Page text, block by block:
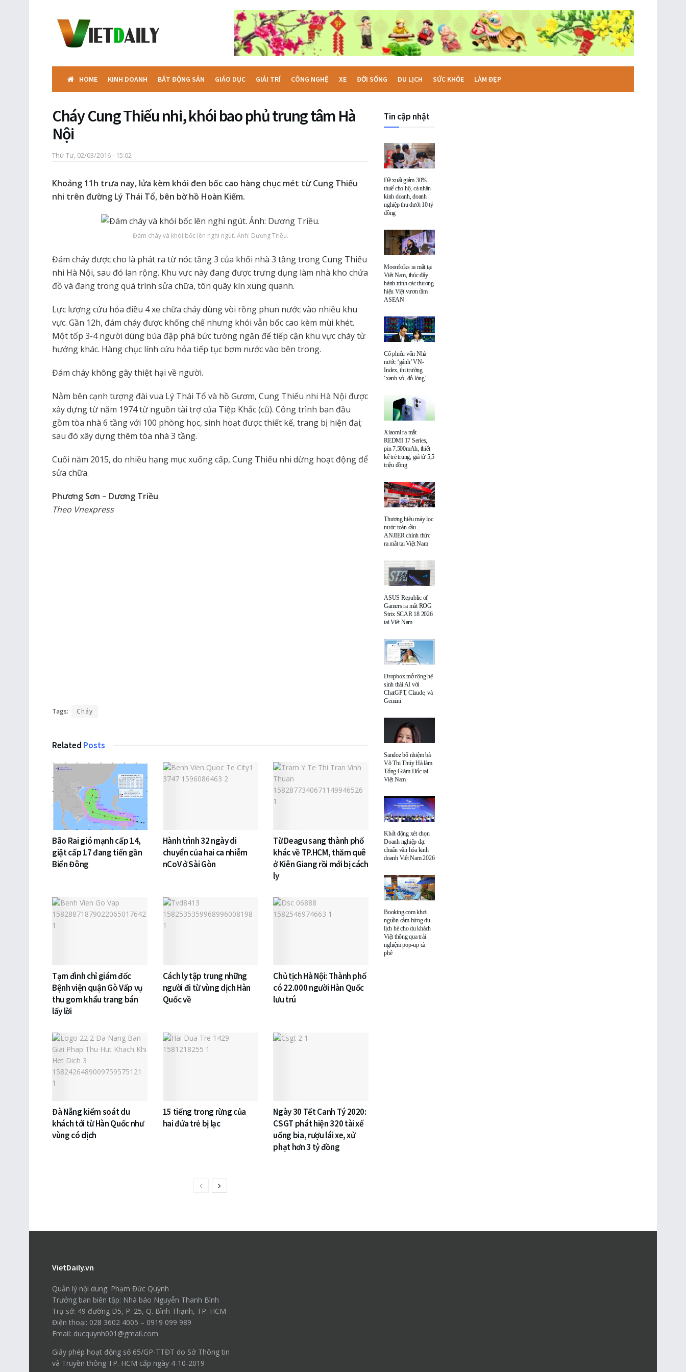
HOME KINH DOANH BẤT ĐỘNG SẢN GIÁO DỤC GIẢI TRÍ CÔNG NGHỆ XE ĐỜI SỐNG DU LỊCH SỨC KHỎE LÀM ĐẸP
Cháy Cung Thiếu nhi, khói bao phủ trung tâm Hà
Nội
Thứ Tư, 02/03/2016 - 15:02
Khoảng 11h trưa nay, lửa kèm khói đen bốc cao hàng chục mét từ Cung Thiếu
nhi trên đường Lý Thái Tổ, bên bờ hồ Hoàn Kiếm.
Đám cháy và khói bốc lên nghi ngút. Ảnh: Dương Triều.
Đám cháy được cho là phát ra từ nóc tầng 3 của khối nhà 3 tầng trong Cung Thiếu
nhi Hà Nội, sau đó lan rộng. Khu vực này đang được trưng dụng làm nhà kho chứa
đồ và đang trong quá trình sửa chữa, tôn quây kín xung quanh.
Lực lượng cứu hỏa điều 4 xe chữa cháy dùng vòi rồng phun nước vào nhiều khu
vực. Gần 12h, đám cháy được khống chế nhưng khói vẫn bốc cao kèm mùi khét.
Một tốp 3-4 người dùng búa đập phá bức tường ngăn để tiếp cận khu vực cháy từ
hướng khác. Hàng chục lính cứu hỏa tiếp tục bơm nước vào bên trong.
Đám cháy không gây thiệt hại về người.
Nằm bên cạnh tượng đài vua Lý Thái Tổ và hồ Gươm, Cung Thiếu nhi Hà Nội được
xây dựng từ năm 1974 từ nguồn tài trợ của Tiệp Khắc (cũ). Công trình ban đầu
gồm tòa nhà 6 tầng với 100 phòng học, sinh hoạt được thiết kế, trang bị hiện đại;
sau đó xây dựng thêm tòa nhà 3 tầng.
Cuối năm 2015, do nhiều hạng mục xuống cấp, Cung Thiếu nhi dừng hoạt động để
sửa chữa.
Phương Sơn – Dương Triều
Theo Vnexpress
Tags: Cháy
Related Posts
Bão Rai gió mạnh cấp 14,
giật cấp 17 đang tiến gần
Biển Đông
Hành trình 32 ngày di
chuyển của hai ca nhiễm
nCoV ở Sài Gòn
Từ Deagu sang thành phố
khác về TP.HCM, thăm quê
ở Kiên Giang rồi mới bị cách
ly
Tạm đình chỉ giám đốc
Bệnh viện quận Gò Vấp vụ
thu gom khẩu trang bán
lấy lời
Cách ly tập trung những
người đi từ vùng dịch Hàn
Quốc về
Chủ tịch Hà Nội: Thành phố
có 22.000 người Hàn Quốc
lưu trú
Đà Nẵng kiểm soát du
khách tới từ Hàn Quốc như
vùng có dịch
15 tiếng trong rừng của
hai đứa trẻ bị lạc
Ngày 30 Tết Canh Tý 2020:
CSGT phát hiện 320 tài xế
uống bia, rượu lái xe, xử
phạt hơn 3 tỷ đồng
Tin cập nhật
Đề xuất giảm 30%
thuế cho hộ, cá nhân
kinh doanh, doanh
nghiệp thu dưới 10 tỷ
đồng
Moonfolks ra mắt tại
Việt Nam, thúc đẩy
hành trình các thương
hiệu Việt vươn tầm
ASEAN
Cổ phiếu vốn Nhà
nước ‘gánh’ VN-
Index, thị trường
‘xanh vỏ, đỏ lòng’
Xiaomi ra mắt
REDMI 17 Series,
pin 7.500mAh, thiết
kế trẻ trung, giá từ 5,5
triệu đồng
Thương hiệu máy lọc
nước toàn cầu
ANJIER chính thức
ra mắt tại Việt Nam
ASUS Republic of
Gamers ra mắt ROG
Strix SCAR 18 2026
tại Việt Nam
Dropbox mở rộng hệ
sinh thái AI với
ChatGPT, Claude, và
Gemini
Sandoz bổ nhiệm bà
Võ Thị Thúy Hà làm
Tổng Giám Đốc tại
Việt Nam
Khởi động xét chọn
Doanh nghiệp đạt
chuẩn văn hóa kinh
doanh Việt Nam 2026
Booking.com khơi
nguồn cảm hứng du
lịch hè cho du khách
Việt thông qua trải
nghiệm pop-up cà
phê
VietDaily.vn
Quản lý nội dung: Phạm Đức Quỳnh
Trưởng ban biên tập: Nhà báo Nguyễn Thanh Bình
Trụ sở: 49 đường D5, P. 25, Q. Bình Thạnh, TP. HCM
Điện thoại: 028 3602 4005 – 0919 099 989
Email: ducquynh001@gmail.com
Giấy phép hoạt động số 65/GP-TTĐT do Sở Thông tin
và Truyền thông TP. HCM cấp ngày 4-10-2019